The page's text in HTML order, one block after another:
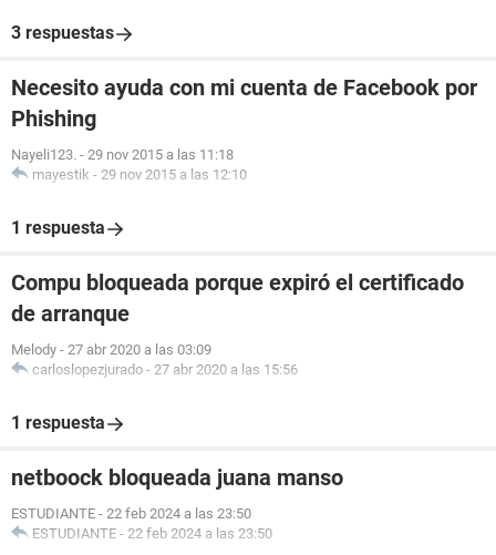
3 respuestas
Necesito ayuda con mi cuenta de Facebook por
Phishing
Nayeli123. - 29 nov 2015 a las 11:18
mayestik - 29 nov 2015 a las 12:10
1 respuesta
Compu bloqueada porque expiró el certificado
de arranque
Melody - 27 abr 2020 a las 03:09
carloslopezjurado - 27 abr 2020 a las 15:56
1 respuesta
netboock bloqueada juana manso
ESTUDIANTE - 22 feb 2024 a las 23:50
ESTUDIANTE - 22 feb 2024 a las 23:50